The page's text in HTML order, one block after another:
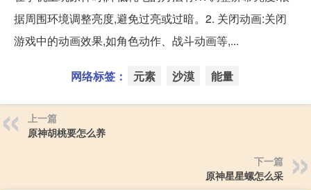
据周围环境调整亮度,避免过亮或过暗。2. 关闭动画:关闭
游戏中的动画效果,如角色动作、战斗动画等,...
网络标签： 元素 沙漠 能量
上一篇
原神胡桃要怎么养
下一篇
原神星星螺怎么采